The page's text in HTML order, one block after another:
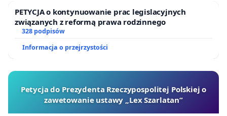
PETYCJA o kontynuowanie prac legislacyjnych
związanych z reformą prawa rodzinnego
328 podpisów
Informacja o przejrzystości
Petycja do Prezydenta Rzeczypospolitej Polskiej o
zawetowanie ustawy „Lex Szarlatan”